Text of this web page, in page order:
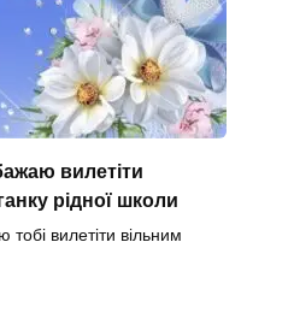
вилетіти
рідної школи
вилетіти вільним